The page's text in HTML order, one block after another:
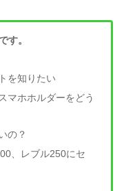
す。
を知りたい
マホホルダーをどう
の？
、レブル250にセ